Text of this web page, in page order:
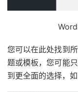
您可以在此处找到
题或模板，您可能
到更全面的选择，如